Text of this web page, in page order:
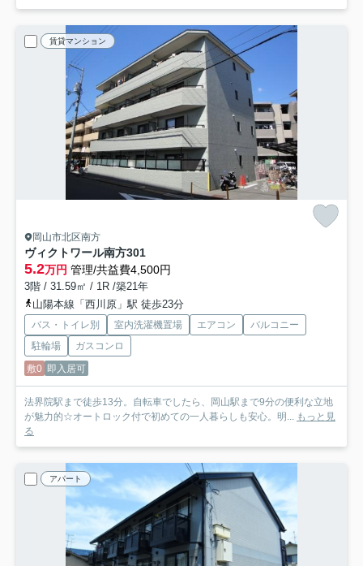
賃貸マンション
岡山市北区南方
ヴィクトワール南方301
5.2万円 管理/共益費4,500円
3階 / 31.59㎡ / 1R /築21年
山陽本線「西川原」駅 徒歩23分
バス・トイレ別 室内洗濯機置場 エアコン
バルコニー
駐輪場
ガスコンロ
敷0 即入居可
法界院駅まで徒歩13分。自転車でしたら、岡山駅まで9分の便利な立地
が魅力的☆オートロック付で初めての一人暮らしも安心。明...
もっと見
る
アパート